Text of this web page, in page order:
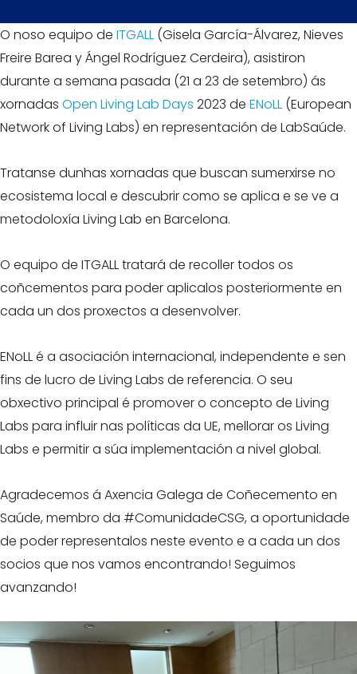
O noso equipo de ITGALL (Gisela García-Álvarez, Nieves
Freire Barea y Ángel Rodríguez Cerdeira), asistiron
durante a semana pasada (21 a 23 de setembro) ás
xornadas Open Living Lab Days 2023 de ENoLL (European
Network of Living Labs) en representación de LabSaúde.
Tratanse dunhas xornadas que buscan sumerxirse no
ecosistema local e descubrir como se aplica e se ve a
metodoloxía Living Lab en Barcelona.
O equipo de ITGALL tratará de recoller todos os
coñcementos para poder aplicalos posteriormente en
cada un dos proxectos a desenvolver.
ENoLL é a asociación internacional, independente e sen
fins de lucro de Living Labs de referencia. O seu
obxectivo principal é promover o concepto de Living
Labs para influir nas políticas da UE, mellorar os Living
Labs e permitir a súa implementación a nivel global.
Agradecemos á Axencia Galega de Coñecemento en
Saúde, membro da #ComunidadeCSG, a oportunidade
de poder representalos neste evento e a cada un dos
socios que nos vamos encontrando! Seguimos
avanzando!